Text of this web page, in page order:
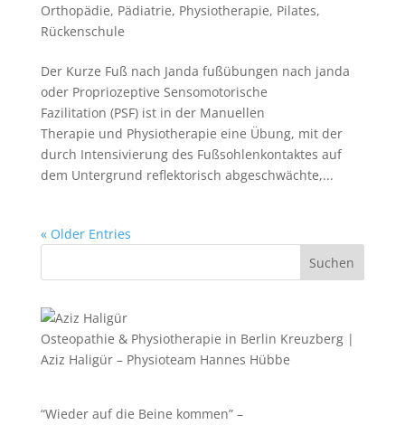
Orthopädie, Pädiatrie, Physiotherapie, Pilates,
Rückenschule
Der Kurze Fuß nach Janda fußübungen nach janda
oder Propriozeptive Sensomotorische
Fazilitation (PSF) ist in der Manuellen
Therapie und Physiotherapie eine Übung, mit der
durch Intensivierung des Fußsohlenkontaktes auf
dem Untergrund reflektorisch abgeschwächte,...
« Older Entries
Suchen
Osteopathie & Physiotherapie in Berlin Kreuzberg |
Aziz Haligür – Physioteam Hannes Hübbe
“Wieder auf die Beine kommen” –